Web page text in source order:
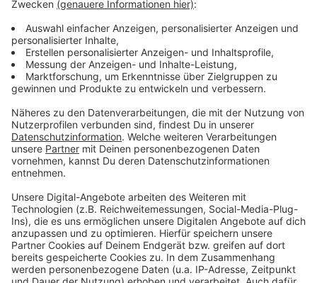
Die Bocholter Jobbörse bietet eine hervorragende
Gelegenheit für Fachkräfte, die von Arbeitslosigkeit
bedroht sind, sich über neue Jobmöglichkeiten zu
informieren und potenzielle Arbeitgeber
kennenzulernen. Die Veranstaltung wird von
verschiedenen wichtigen Akteuren der Region
unterstützt, was ihre Bedeutung und Reichweite
unterstreicht.
Anzeige